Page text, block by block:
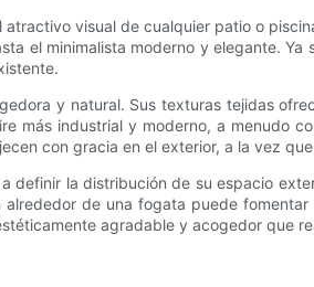
visual de cualquier patio o
el minimalista moderno y elegante.
y natural. Sus texturas tejidas
más industrial y moderno, a menudo
con gracia en el exterior, a la vez
la distribución de su espacio
de una fogata puede
agradable y acogedor que